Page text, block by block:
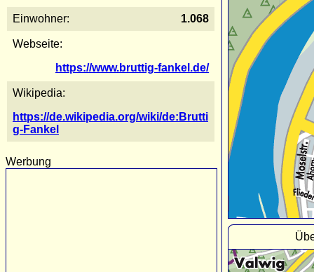
Einwohner: 1.068
Webseite:
https://www.bruttig-fankel.de/
Wikipedia:
https://de.wikipedia.org/wiki/de:Brutti
g-Fankel
Werbung